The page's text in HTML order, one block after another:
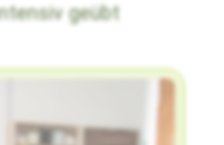
geübt